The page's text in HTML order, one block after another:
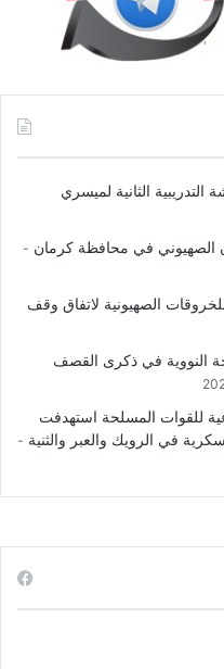
التدريبية الثانية لميسري
للخروقات الصهيونية لاتفاق وقف
النووية في ذكرى القصف
للقوات المسلحة استهدفت
في الرويك والعبر والثنية